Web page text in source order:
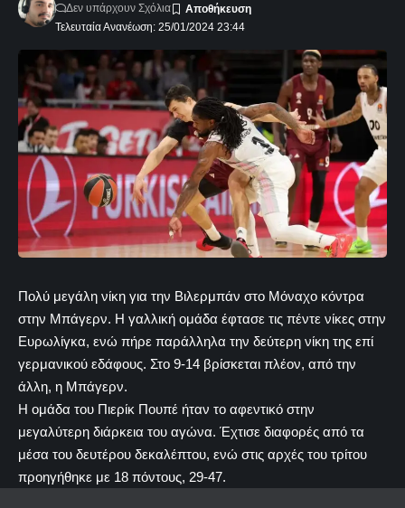
Τελευταία Ανανέωση: 25/01/2024 23:44
Δεν υπάρχουν Σχόλια
Πολύ μεγάλη νίκη για την Βιλερμπάν στο Μόναχο κόντρα
στην Μπάγερν. Η γαλλική ομάδα έφτασε τις πέντε νίκες στην
Ευρωλίγκα, ενώ πήρε παράλληλα την δεύτερη νίκη της επί
γερμανικού εδάφους. Στο 9-14 βρίσκεται πλέον, από την
άλλη, η Μπάγερν.
Η ομάδα του Πιερίκ Πουπέ ήταν το αφεντικό στην
μεγαλύτερη διάρκεια του αγώνα. Έχτισε διαφορές από τα
μέσα του δευτέρου δεκαλέπτου, ενώ στις αρχές του τρίτου
προηγήθηκε με 18 πόντους, 29-47.